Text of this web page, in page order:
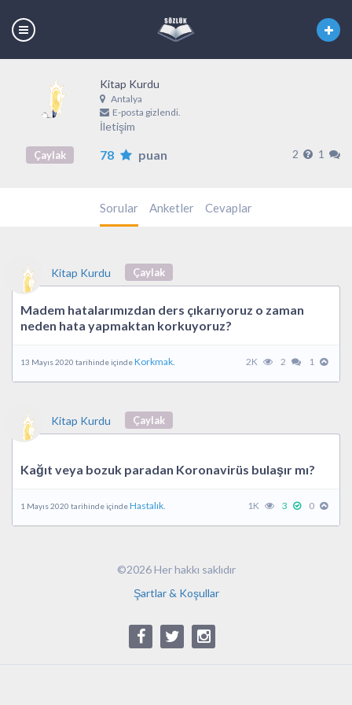
Kitap Kurdu
Antalya
E-posta gizlendi.
İletişim
Çaylak 78 puan 2 1
Sorular Anketler Cevaplar
Kitap Kurdu Çaylak
Madem hatalarımızdan ders çıkarıyoruz o zaman
neden hata yapmaktan korkuyoruz?
13 Mayıs 2020 tarihinde içindeKorkmak. 2K 2 1
Kitap Kurdu Çaylak
Kağıt veya bozuk paradan Koronavirüs bulaşır mı?
1 Mayıs 2020 tarihinde içindeHastalık. 1K 3 0
©2026 Her hakkı saklıdır
Şartlar & Koşullar